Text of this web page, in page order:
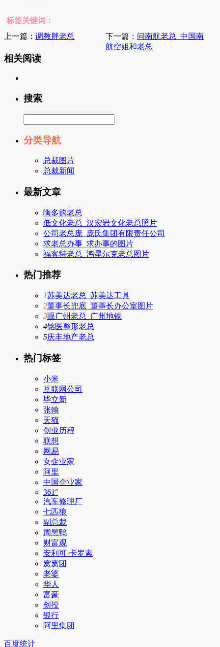
标签关键词：
上一篇： 调教胖老总 下一篇： 问南航老总_中国南
航空姐和老总
相关阅读
搜索
分类导航
总裁图片
总裁新闻
最新文章
嗨多购老总
低文化老总_汉宏岩文化老总照片
公司老总庞_庞氏集团有限责任公司
求老总办事_求办事的图片
福客特老总_鸿星尔克老总图片
热门推荐
1苏美达老总_苏美达工具
2董事长兜底_董事长办公室图片
3跟广州老总_广州地铁
4铭医整形老总
5庆丰地产老总
热门标签
小米
互联网公司
毕立新
张翰
天猫
创业历程
联想
网易
女企业家
阿里
中国企业家
361°
汽车修理厂
七匹狼
副总裁
周黑鸭
财富观
安利可·卡罗素
窝窝团
老婆
华人
富豪
创投
银行
阿里集团
百度统计